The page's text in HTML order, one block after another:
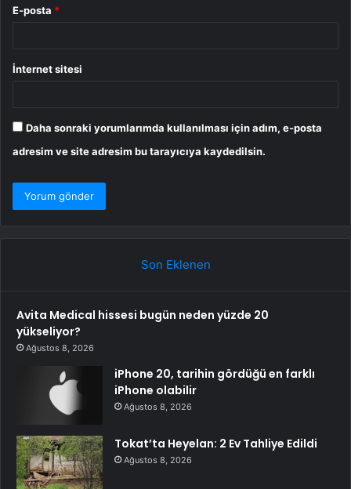
E-posta *
İnternet sitesi
Daha sonraki yorumlarımda kullanılması için adım, e-posta
adresim ve site adresim bu tarayıcıya kaydedilsin.
Son Eklenen
Avita Medical hissesi bugün neden yüzde 20
yükseliyor?
Ağustos 8, 2026
iPhone 20, tarihin gördüğü en farklı
iPhone olabilir
Ağustos 8, 2026
Tokat’ta Heyelan: 2 Ev Tahliye Edildi
Ağustos 8, 2026